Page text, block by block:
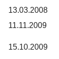
13.03.2008
11.11.2009
15.10.2009